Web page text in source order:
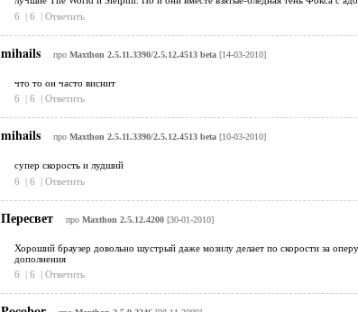
6
| 6 | Ответить
mihails про Maxthon 2.5.11.3390/2.5.12.4513 beta[14-03-2010]
что то он часто виснит
6
| 6 | Ответить
mihails про Maxthon 2.5.11.3390/2.5.12.4513 beta[10-03-2010]
супер скорость и лудший
6
| 6 | Ответить
Пересвет про Maxthon 2.5.12.4200[30-01-2010]
Хороший браузер довольно шустрый даже мозилу делает по скорости за
дополнения
6
| 6 | Ответить